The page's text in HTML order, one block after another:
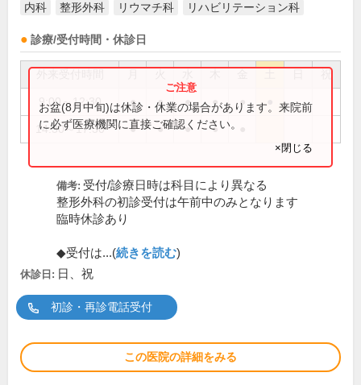
内科 整形外科 リウマチ科 リハビリテーション科
診療/受付時間・休診日
祝
9:00～12:30 ● ● ● ● ●
14:30～17:30 ● ● ● ●
お盆(8月中旬)は休診・休業の場合があります。来院前
に必ず医療機関に直接ご確認ください。
×閉じる
備考: 受付/診療日時は科目により異なる
整形外科の初診受付は午前中のみとなります
臨時休診あり
◆受付は...(続きを読む)
休診日: 日、祝
初診・再診電話受付
この医院の詳細をみる